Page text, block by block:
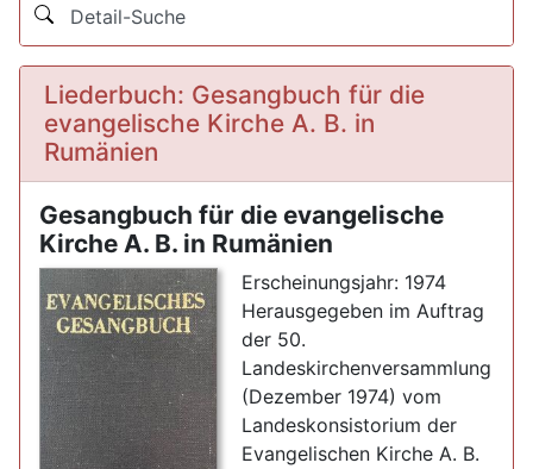
Detail-Suche
Liederbuch: Gesangbuch für die
evangelische Kirche A. B. in
Rumänien
Gesangbuch für die evangelische
Kirche A. B. in Rumänien
Erscheinungsjahr: 1974
Herausgegeben im Auftrag
der 50.
Landeskirchenversammlung
(Dezember 1974) vom
Landeskonsistorium der
Evangelischen Kirche A. B.